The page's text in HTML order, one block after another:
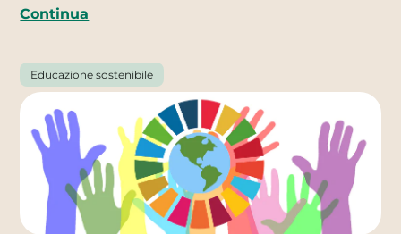
Continua
Educazione sostenibile